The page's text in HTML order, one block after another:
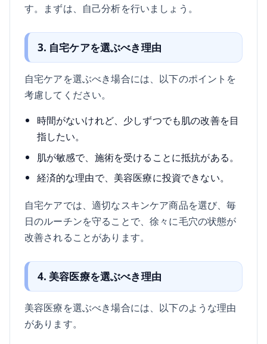
す。まずは、自己分析を行いましょう。
3. 自宅ケアを選ぶべき理由
自宅ケアを選ぶべき場合には、以下のポイントを
考慮してください。
時間がないけれど、少しずつでも肌の改善を目
指したい。
肌が敏感で、施術を受けることに抵抗がある。
経済的な理由で、美容医療に投資できない。
自宅ケアでは、適切なスキンケア商品を選び、毎
日のルーチンを守ることで、徐々に毛穴の状態が
改善されることがあります。
4. 美容医療を選ぶべき理由
美容医療を選ぶべき場合には、以下のような理由
があります。